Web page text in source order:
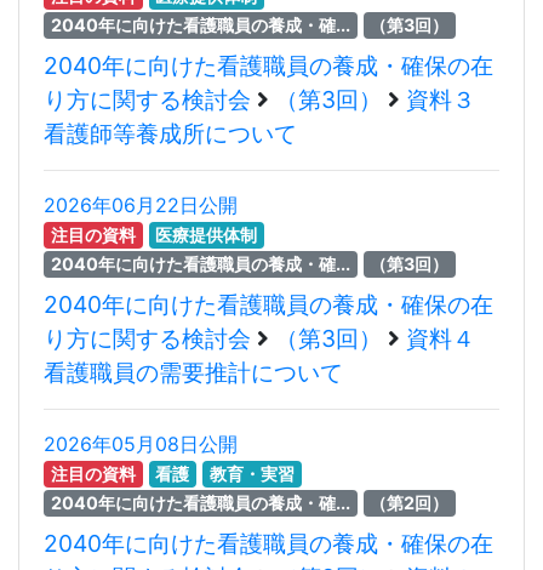
2040年に向けた看護職員の養成・確...
（第3回）
2040年に向けた看護職員の養成・確保の在
り方に関する検討会
（第3回）
資料３
看護師等養成所について
2026年06月22日公開
注目の資料
医療提供体制
2040年に向けた看護職員の養成・確...
（第3回）
2040年に向けた看護職員の養成・確保の在
り方に関する検討会
（第3回）
資料４
看護職員の需要推計について
2026年05月08日公開
注目の資料 看護
教育・実習
2040年に向けた看護職員の養成・確...
（第2回）
2040年に向けた看護職員の養成・確保の在